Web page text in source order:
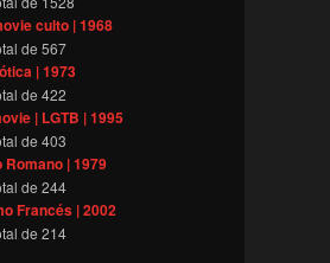
culto | 1968
de567
| 1973
de422
| LGTB | 1995
de403
| 1979
de244
Francés | 2002
de214